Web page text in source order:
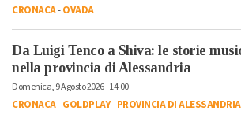
CRONACA-OVADA
Da Luigi Tenco a Shiva: le storie
nella provincia di Alessandria
Domenica, 9 Agosto 2026 - 14:00
CRONACA-GOLDPLAY-PROVINCIA DI ALESSANDRIA